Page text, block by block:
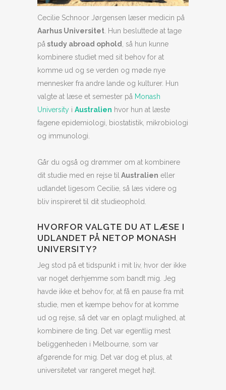
Cecilie Schnoor Jørgensen læser medicin på
Aarhus Universitet . Hun besluttede at tage
på study abroad ophold
, så hun kunne
kombinere studiet med sit behov for at
komme ud og se verden og møde nye
mennesker fra andre lande og kulturer. Hun
valgte at læse et semester på Monash
University i Australien hvor hun at læste
fagene epidemiologi, biostatistik, mikrobiologi
og immunologi.
Går du også og drømmer om at kombinere
dit studie med en rejse til Australien eller
udlandet ligesom Cecilie, så læs videre og
bliv inspireret til dit studieophold.
HVORFOR VALGTE DU AT LÆSE I
UDLANDET PÅ NETOP MONASH
UNIVERSITY?
Jeg stod på et tidspunkt i mit liv, hvor der ikke
var noget derhjemme som bandt mig. Jeg
havde ikke et behov for, at få en pause fra mit
studie, men et kæmpe behov for at komme
ud og rejse, så det var en oplagt mulighed, at
kombinere de ting. Det var egentlig mest
beliggenheden i Melbourne, som var
afgørende for mig. Det var dog et plus, at
universitetet var rangeret meget højt.